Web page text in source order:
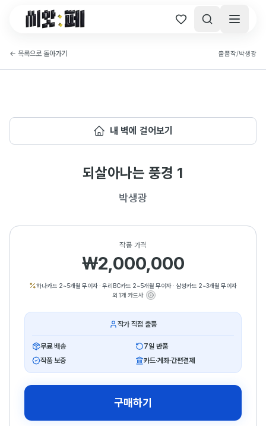
씨앗페 온라인 홈
← 목록으로 돌아가기 출품작/박생광
내 벽에 걸어보기
되살아나는 풍경 1
박생광
작품 가격
₩2,000,000
하나카드 2~5개월 무이자· 우리BC카드 2~5개월 무이자· 삼성카드 2~3개월 무이자
외 1개 카드사
작가 직접 출품
무료 배송
7일 반품
작품 보증
카드·계좌·간편결제
구매하기